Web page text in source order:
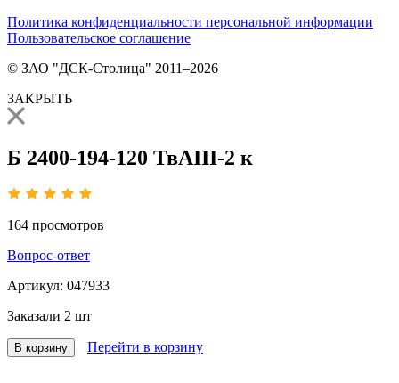
Политика конфиденциальности персональной информации
Пользовательское соглашение
© ЗАО "ДСК-Столица" 2011–2026
ЗАКРЫТЬ
Б 2400-194-120 ТвАIII-2 к
164 просмотров
Вопрос-ответ
Артикул: 047933
Заказали 2 шт
В корзину Перейти в корзину